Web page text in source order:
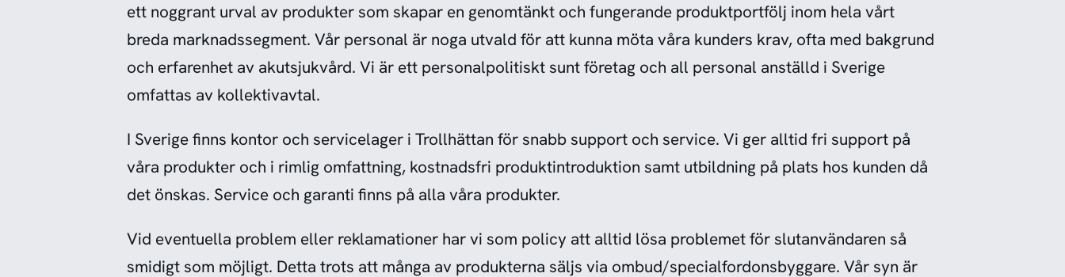
ett noggrant urval av produkter som skapar en genomtänkt och fungerande produktportfölj inom hela vårt
breda marknadssegment. Vår personal är noga utvald för att kunna möta våra kunders krav, ofta med bakgrund
och erfarenhet av akutsjukvård. Vi är ett personalpolitiskt sunt företag och all personal anställd i Sverige
omfattas av kollektivavtal.
I Sverige finns kontor och servicelager i Trollhättan för snabb support och service. Vi ger alltid fri support på
våra produkter och i rimlig omfattning, kostnadsfri produktintroduktion samt utbildning på plats hos kunden då
det önskas. Service och garanti finns på alla våra produkter.
Vid eventuella problem eller reklamationer har vi som policy att alltid lösa problemet för slutanvändaren så
smidigt som möjligt. Detta trots att många av produkterna säljs via ombud/specialfordonsbyggare. Vår syn är